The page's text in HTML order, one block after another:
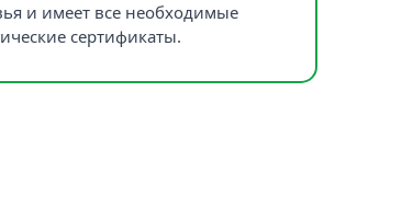
и имеет все необходимые
сертификаты.